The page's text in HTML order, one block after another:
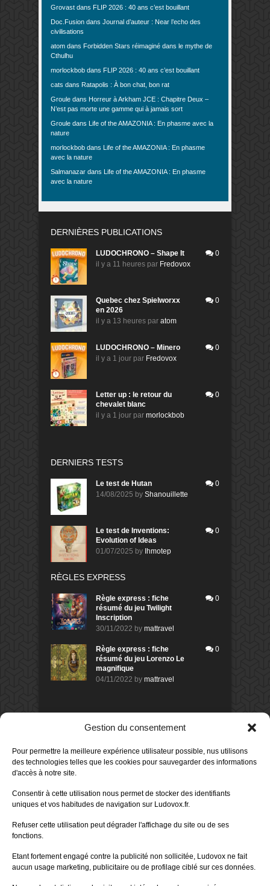
Gestion du consentement
Pour permettre la meilleure expérience utilisateur possible, nus utilisons
des technologies telles que les cookies pour sauvegarder des informations
d'accès à notre site.
Consentir à cette utilisation nous permet de stocker des identifiants
uniques et vos habitudes de navigation sur Ludovox.fr.
Refuser cette utilisation peut dégrader l'affichage du site ou de ses
fonctions.
Etant fortement engagé contre la publicité non sollicitée, Ludovox ne fait
aucun usage marketing, publicitaire ou de profilage ciblé sur ces données.
Grovast dans FLIP 2026 : 40 ans c’est bouillant
Doc.Fusion dans Journal d’auteur : Near l’echo des
civilisations
atom dans Forbidden Stars réimaginé dans le mythe de
Cthulhu
morlockbob dans FLIP 2026 : 40 ans c’est bouillant
cats dans Ratapolis : À bon chat, bon rat
Groule dans Horreur à Arkham JCE : Chapitre Deux –
N’est pas morte une gamme qui à jamais sort
Groule dans Life of the AMAZONIA : En phasme avec la
nature
morlockbob dans Life of the AMAZONIA : En phasme
avec la nature
Salmanazar dans Life of the AMAZONIA : En phasme
avec la nature
DERNIÈRES PUBLICATIONS
LUDOCHRONO – Shape It
il y a 11 heures par Fredovox
0
Quebec chez Spielworxx
en 2026
il y a 13 heures par atom
0
LUDOCHRONO – Minero
il y a 1 jour par Fredovox
0
Letter up : le retour du
chevalet blanc
il y a 1 jour par morlockbob
0
DERNIERS TESTS
Le test de Hutan
14/08/2025 by Shanouillette
0
Le test de Inventions:
Evolution of Ideas
01/07/2025 by Ihmotep
0
RÈGLES EXPRESS
Règle express : fiche
résumé du jeu Twilight
Inscription
30/11/2022 by mattravel
0
Règle express : fiche
résumé du jeu Lorenzo Le
magnifique
04/11/2022 by mattravel
0
Sur le jeu Detective Box - Ciao
Bella
Avis demorlockbob
Sur le jeu Detective Box - Ciao
Publié leil y a 1 jour
80%
Sur le jeu Aeterna
Publié leil y a 2 jours